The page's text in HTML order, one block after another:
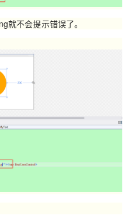
就不会提示错误了。